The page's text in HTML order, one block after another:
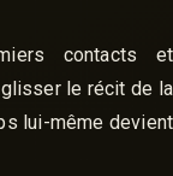
contacts et
le récit de la
lui-même devient